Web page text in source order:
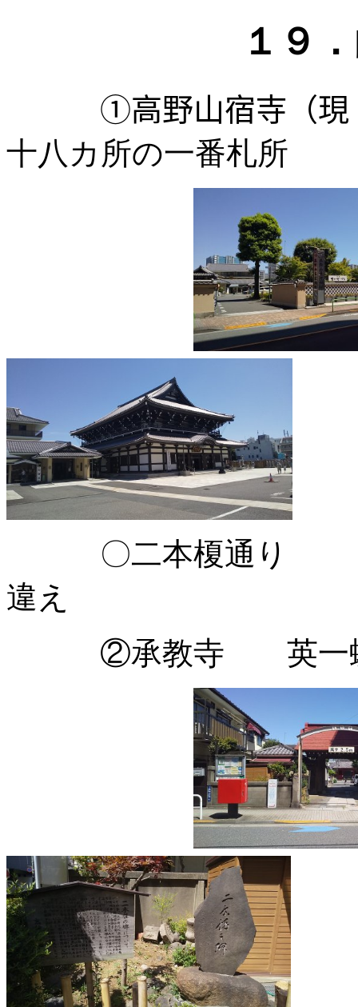
１９
①高野山宿寺（現、
十八カ所の一番札所
〇二本榎通り 「余
違え
②承教寺 英一蝶